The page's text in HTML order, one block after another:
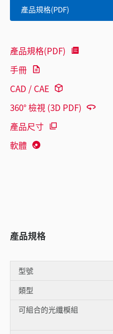
產品規格(PDF)
產品規格(PDF)
手冊
CAD / CAE
360° 檢視 (3D PDF)
產品尺寸
軟體
產品規格
型號
類型
可組合的光纖模組